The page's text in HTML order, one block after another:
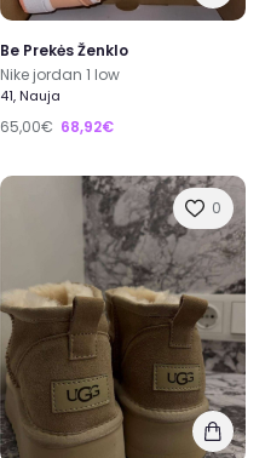
Be Prekės Ženklo
Nike jordan 1 low
41, Nauja
65,00€ 68,92€
0